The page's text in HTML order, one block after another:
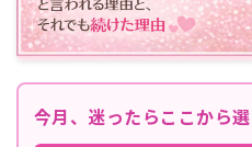
今月、迷ったらここから